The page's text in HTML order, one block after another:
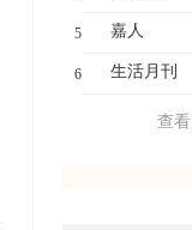
5 嘉人
6 生活月刊
查